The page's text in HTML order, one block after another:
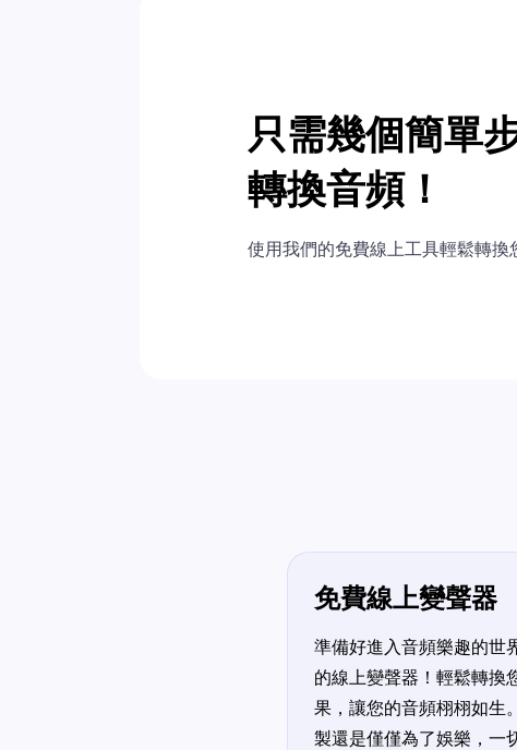
只需幾個簡單
轉換音頻！
使用我們的免費線上工具輕鬆轉換
免費線上變聲器
準備好進入音頻樂趣的世
的線上變聲器！輕鬆轉換
果，讓您的音頻栩栩如生
製還是僅僅為了娛樂，